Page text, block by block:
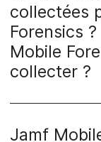
collectées
Forensics
Mobile
collecter ?
Jamf